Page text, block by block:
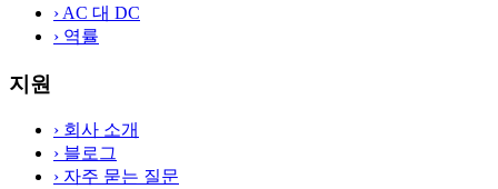
› AC 대 DC
› 역률
지원
› 회사 소개
› 블로그
› 자주 묻는 질문